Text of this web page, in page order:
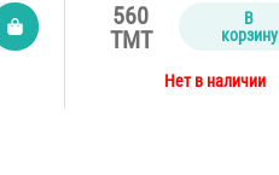
560
TMT
В
корзину
Нет в наличии